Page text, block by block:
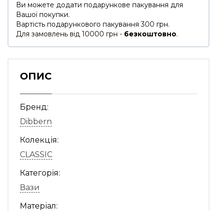
Ви можете додати подарункове пакування для
Вашої покупки.
Вартість подарункового пакування 300 грн.
Для замовлень від 10000 грн - безкоштовно.
ОПИС
Бренд:
Dibbern
Колекція:
CLASSIC
Категорія:
Вази
Матеріал: